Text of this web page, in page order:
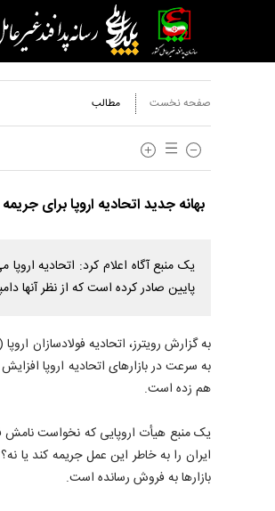
صفحه نخست مطالب
بهانه جدید اتحادیه اروپا برای جریمه
یک منبع آگاه اعلام کرد: اتحادیه
پایین صادر کرده است که از نظر آنها
به گزارش رویترز، اتحادیه فولادسازان
به سرعت در بازارهای اتحادیه اروپا
هم زده است.
ایران را به خاطر این عمل جریمه کند یا
بازارها به فروش رسانده است.